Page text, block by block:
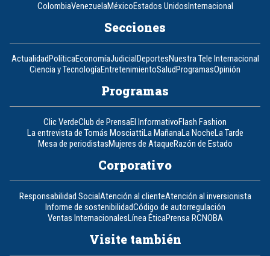
ColombiaVenezuelaMéxicoEstados UnidosInternacional
Secciones
ActualidadPolíticaEconomíaJudicialDeportesNuestra Tele Internacional
Ciencia y TecnologíaEntretenimientoSaludProgramasOpinión
Programas
Clic VerdeClub de PrensaEl InformativoFlash Fashion
La entrevista de Tomás MosciattiLa MañanaLa NocheLa Tarde
Mesa de periodistasMujeres de AtaqueRazón de Estado
Corporativo
Responsabilidad SocialAtención al clienteAtención al inversionista
Informe de sostenibilidadCódigo de autorregulación
Ventas InternacionalesLínea ÉticaPrensa RCNOBA
Visite también